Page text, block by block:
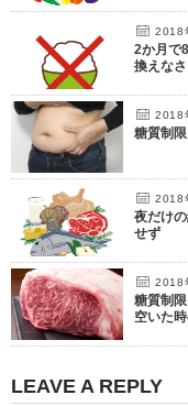
2018
2か月で
換えな
2018
糖質制
2018
夜だけ
せず
2018
糖質制
空いた
LEAVE A REPLY